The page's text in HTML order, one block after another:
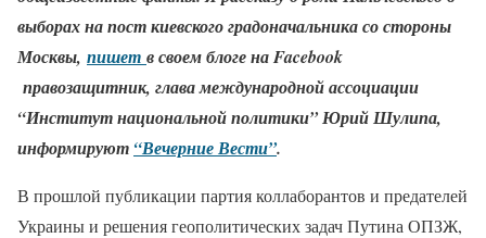
выборах на пост киевского градоначальника со стороны
Москвы, пишет в своем блоге на Facebook
правозащитник, глава международной ассоциации
“Институт национальной политики” Юрий Шулипа,
информируют “Вечерние Вести”.
В прошлой публикации партия коллаборантов и предателей
Украины и решения геополитических задач Путина ОПЗЖ,